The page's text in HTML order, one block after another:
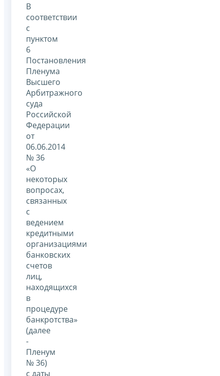
В
соответствии
с
пунктом
6
Постановления
Пленума
Высшего
Арбитражного
суда
Российской
Федерации
от
06.06.2014
№ 36
«О
некоторых
вопросах,
связанных
с
ведением
кредитными
организациями
банковских
счетов
лиц,
находящихся
в
процедуре
банкротства»
(далее
-
Пленум
№ 36)
с даты